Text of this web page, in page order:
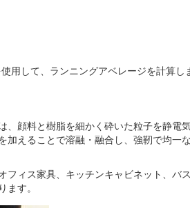
用して、ランニングアベレージを計算し
、顔料と樹脂を細かく砕いた粒子を静電
加えることで溶融・融合し、強靭で均一
フィス家具、キッチンキャビネット、バ
ます。